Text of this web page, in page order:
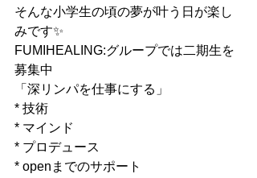
そんな小学生の頃の夢が叶う日が楽し
みです✨
FUMIHEALING:グループでは二期生を
募集中
「深リンパを仕事にする」
* 技術
* マインド
* プロデュース
* openまでのサポート